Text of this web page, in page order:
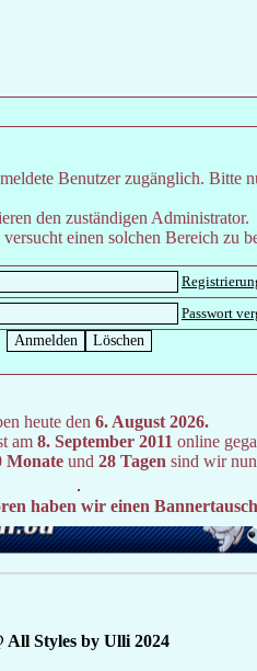
Benutzer zugänglich. Bitte
den zuständigen Administrator.
einen solchen Bereich zu
Passwort
heute den 6. August 2026.
am 8. September 2011 online
Monate und 28 Tagen sind wir
haben wir einen Bannertausch
All Styles by Ulli 2024